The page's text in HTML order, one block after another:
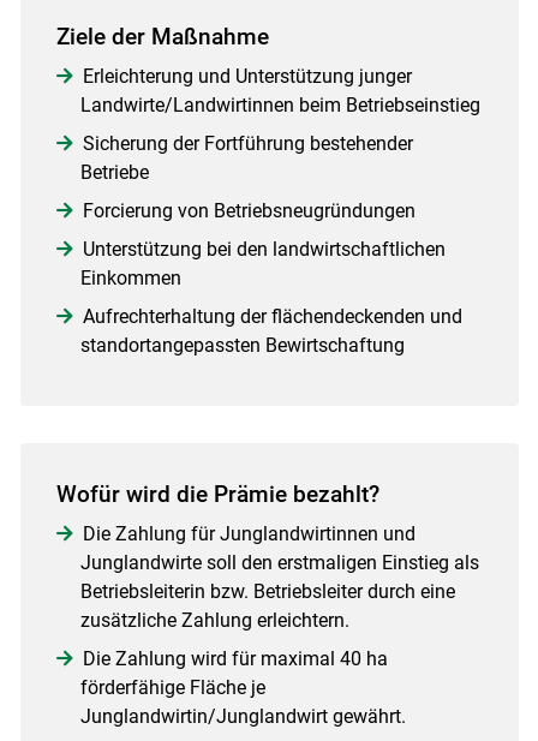
Ziele der Maßnahme
Erleichterung und Unterstützung junger
Landwirte/Landwirtinnen beim Betriebseinstieg
Sicherung der Fortführung bestehender
Betriebe
Forcierung von Betriebsneugründungen
Unterstützung bei den landwirtschaftlichen
Einkommen
Aufrechterhaltung der flächendeckenden und
standortangepassten Bewirtschaftung
Wofür wird die Prämie bezahlt?
Die Zahlung für Junglandwirtinnen und
Junglandwirte soll den erstmaligen Einstieg als
Betriebsleiterin bzw. Betriebsleiter durch eine
zusätzliche Zahlung erleichtern.
Die Zahlung wird für maximal 40 ha
förderfähige Fläche je
Junglandwirtin/Junglandwirt gewährt.